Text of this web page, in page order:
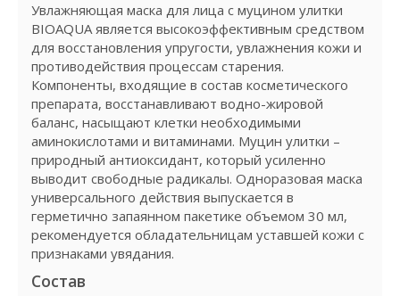
Увлажняющая маска для лица с муцином улитки
BIOAQUA является высокоэффективным средством
для восстановления упругости, увлажнения кожи и
противодействия процессам старения.
Компоненты, входящие в состав косметического
препарата, восстанавливают водно-жировой
баланс, насыщают клетки необходимыми
аминокислотами и витаминами. Муцин улитки –
природный антиоксидант, который усиленно
выводит свободные радикалы. Одноразовая маска
универсального действия выпускается в
герметично запаянном пакетике объемом 30 мл,
рекомендуется обладательницам уставшей кожи с
признаками увядания.
Состав